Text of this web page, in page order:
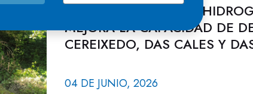
LA CONFEDERACIÓN
MEJORA LA CAPACIDAD DE
CEREIXEDO, DAS CALES Y
04 DE JUNIO, 2026